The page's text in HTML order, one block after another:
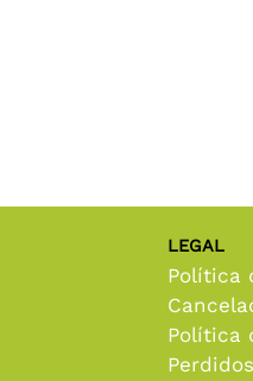
LEGAL
Política
Política
Perdidos